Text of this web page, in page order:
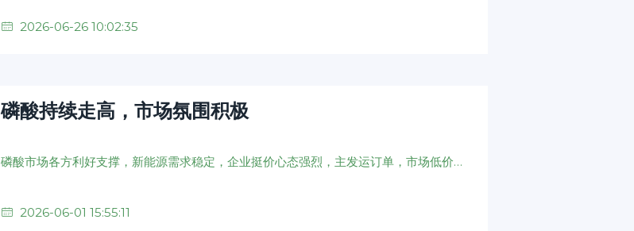
2026-06-26 10:02:35
磷酸持续走高，市场氛围积极
磷酸市场各方利好支撑，新能源需求稳定，企业挺价心态强烈，主发运订单，市场低价货源难寻，价格重心大幅上移
2026-06-01 15:55:11